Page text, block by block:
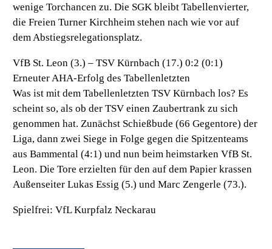
wenige Torchancen zu. Die SGK bleibt Tabellenvierter,
die Freien Turner Kirchheim stehen nach wie vor auf
dem Abstiegsrelegationsplatz.
VfB St. Leon (3.) – TSV Kürnbach (17.) 0:2 (0:1)
Erneuter AHA-Erfolg des Tabellenletzten
Was ist mit dem Tabellenletzten TSV Kürnbach los? Es
scheint so, als ob der TSV einen Zaubertrank zu sich
genommen hat. Zunächst Schießbude (66 Gegentore) der
Liga, dann zwei Siege in Folge gegen die Spitzenteams
aus Bammental (4:1) und nun beim heimstarken VfB St.
Leon. Die Tore erzielten für den auf dem Papier krassen
Außenseiter Lukas Essig (5.) und Marc Zengerle (73.).
Spielfrei: VfL Kurpfalz Neckarau